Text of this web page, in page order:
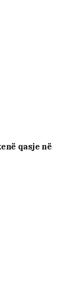
qasje në